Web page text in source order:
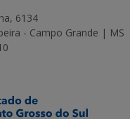
6134
- Campo Grande | MS